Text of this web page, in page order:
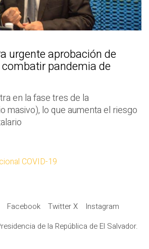
urgente aprobación de
pandemia de
en la fase tres de la
masivo), lo que aumenta el riesgo
COVID-19
Facebook Twitter X
Instagram
de la República de El Salvador.